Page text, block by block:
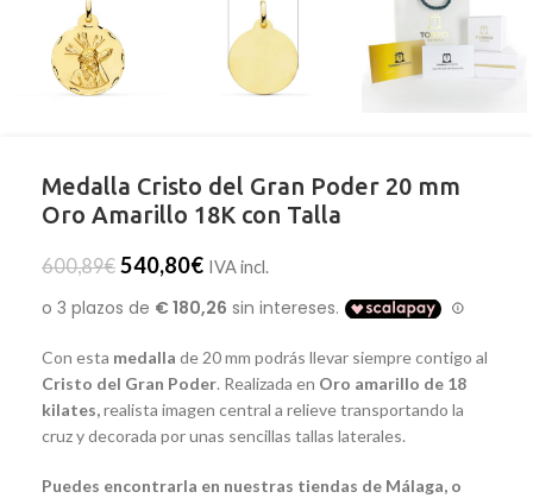
Medalla Cristo del Gran Poder 20 mm
Oro Amarillo 18K con Talla
600,89€ 540,80€ IVA incl.
Con esta medalla de 20 mm podrás llevar siempre contigo al
Cristo del Gran Poder. Realizada en Oro amarillo de 18
kilates,realista imagen central a relieve transportando la
cruz y decorada por unas sencillas tallas laterales.
Puedes encontrarla en nuestras tiendas de Málaga, o